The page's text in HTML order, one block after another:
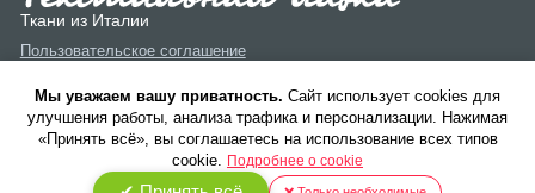
Ткани из Италии
Пользовательское соглашение
Политика конфиденциальности
Мы уважаем вашу приватность. Cайт использует cookies для
улучшения работы, анализа трафика и персонализации. Нажимая
«Принять всё», вы соглашаетесь на использование всех типов
cookie. Подробнее о cookie